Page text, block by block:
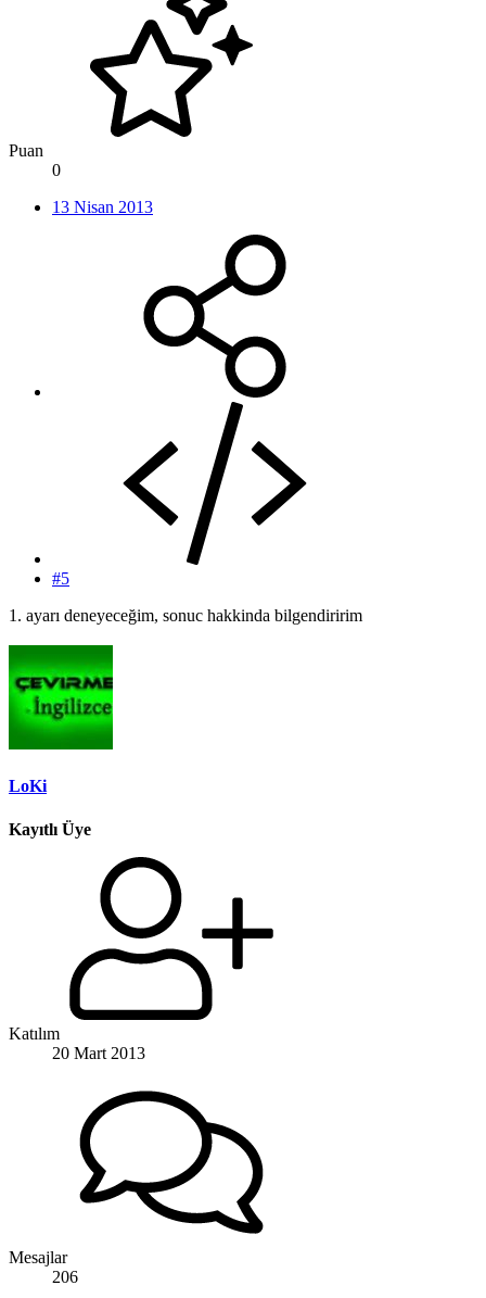
Puan
0
13 Nisan 2013
#5
1. ayarı deneyeceğim, sonuc hakkinda bilgendiririm
LoKi
Kayıtlı Üye
Katılım
20 Mart 2013
Mesajlar
206